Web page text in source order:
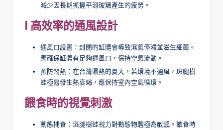
減少因長期抓握平滑玻璃產生的疲勞。
l 高效率的通風設計
通風口設置：封閉的缸體會導致濕氣停滯並滋生細菌。
應確保缸體有足夠通風口，保持空氣流動。
預防悶熱：在台灣濕熱的夏天，若環境不通風，斑腿樹
蛙極易發生熱衰竭，應保持室內空氣循環。
餵食時的視覺刺激
動態捕食：斑腿樹蛙視力對動態物體極為敏感。餵食時